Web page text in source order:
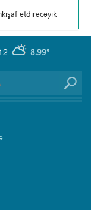
etdirəcəyik
8.99°